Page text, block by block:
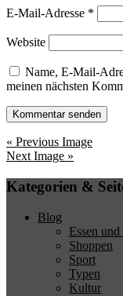
E-Mail-Adresse *
Website
Name, E-Mail-
meinen nächsten
« Previous Image
Next Image »
Kategorien &
Blog
Essen
Shoppen
Sport
Typen
Kultur